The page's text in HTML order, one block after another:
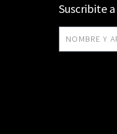
Suscribite